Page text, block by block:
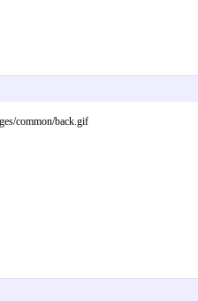
common/back.gif